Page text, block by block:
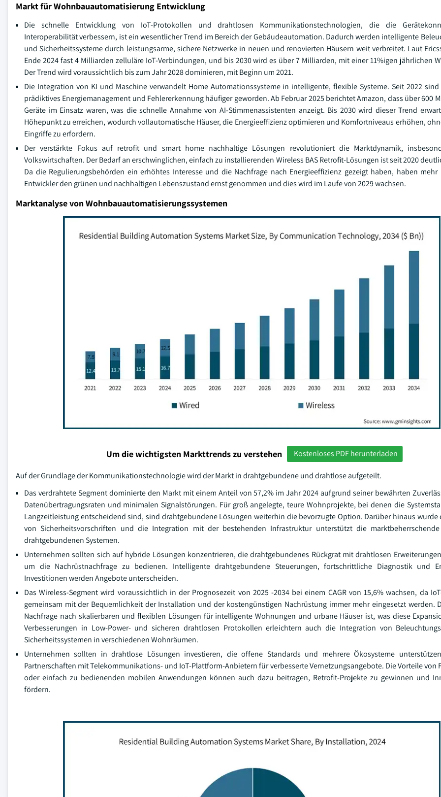
Markt für Wohnbauautomatisierung Entwicklung
Die schnelle Entwicklung von IoT-Protokollen und drahtlosen Kommunikationstechnologien, die die
Interoperabilität verbessern, ist ein wesentlicher Trend im Bereich der Gebäudeautomation. Dadurch werden intelligente
und Sicherheitssysteme durch leistungsarme, sichere Netzwerke in neuen und renovierten Häusern weit verbreitet. Laut
Ende 2024 fast 4 Milliarden zelluläre IoT-Verbindungen, und bis 2030 wird es über 7 Milliarden, mit einer 11%igen jährlichen
Der Trend wird voraussichtlich bis zum Jahr 2028 dominieren, mit Beginn um 2021.
Die Integration von KI und Maschine verwandelt Home Automationssysteme in intelligente, flexible Systeme. Seit 2022
prädiktives Energiemanagement und Fehlererkennung häufiger geworden. Ab Februar 2025 berichtet Amazon, dass über 600
Geräte im Einsatz waren, was die schnelle Annahme von AI-Stimmenassistenten anzeigt. Bis 2030 wird dieser Trend
Höhepunkt zu erreichen, wodurch vollautomatische Häuser, die Energieeffizienz optimieren und Komfortniveaus erhöhen,
Eingriffe zu erfordern.
Der verstärkte Fokus auf retrofit und smart home nachhaltige Lösungen revolutioniert die Marktdynamik,
Volkswirtschaften. Der Bedarf an erschwinglichen, einfach zu installierenden Wireless BAS Retrofit-Lösungen ist seit 2020
Da die Regulierungsbehörden ein erhöhtes Interesse und die Nachfrage nach Energieeffizienz gezeigt haben, haben mehr
Entwickler den grünen und nachhaltigen Lebenszustand ernst genommen und dies wird im Laufe von 2029 wachsen.
Marktanalyse von Wohnbauautomatisierungssystemen
Um die wichtigsten Markttrends zu verstehen Kostenloses PDF herunterladen
Auf der Grundlage der Kommunikationstechnologie wird der Markt in drahtgebundene und drahtlose aufgeteilt.
Das verdrahtete Segment dominierte den Markt mit einem Anteil von 57,2% im Jahr 2024 aufgrund seiner bewährten
Datenübertragungsraten und minimalen Signalstörungen. Für groß angelegte, teure Wohnprojekte, bei denen die
Langzeitleistung entscheidend sind, sind drahtgebundene Lösungen weiterhin die bevorzugte Option. Darüber hinaus wurde
von Sicherheitsvorschriften und die Integration mit der bestehenden Infrastruktur unterstützt die
drahtgebundenen Systemen.
Unternehmen sollten sich auf hybride Lösungen konzentrieren, die drahtgebundenes Rückgrat mit drahtlosen
um die Nachrüstnachfrage zu bedienen. Intelligente drahtgebundene Steuerungen, fortschrittliche Diagnostik und
Investitionen werden Angebote unterscheiden.
Das Wireless-Segment wird voraussichtlich in der Prognosezeit von 2025 -2034 bei einem CAGR von 15,6% wachsen, da
gemeinsam mit der Bequemlichkeit der Installation und der kostengünstigen Nachrüstung immer mehr eingesetzt werden.
Nachfrage nach skalierbaren und flexiblen Lösungen für intelligente Wohnungen und urbane Häuser ist, was diese
Verbesserungen in Low-Power- und sicheren drahtlosen Protokollen erleichtern auch die Integration von
Sicherheitssystemen in verschiedenen Wohnräumen.
Unternehmen sollten in drahtlose Lösungen investieren, die offene Standards und mehrere Ökosysteme
Partnerschaften mit Telekommunikations- und IoT-Plattform-Anbietern für verbesserte Vernetzungsangebote. Die Vorteile von
oder einfach zu bedienenden mobilen Anwendungen können auch dazu beitragen, Retrofit-Projekte zu gewinnen und
fördern.